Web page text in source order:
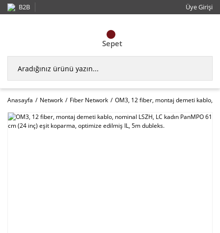
B2B Üye Girişi
Sepet
Anasayfa Network Fiber Network OM3, 12 fiber, montaj demeti kablo,